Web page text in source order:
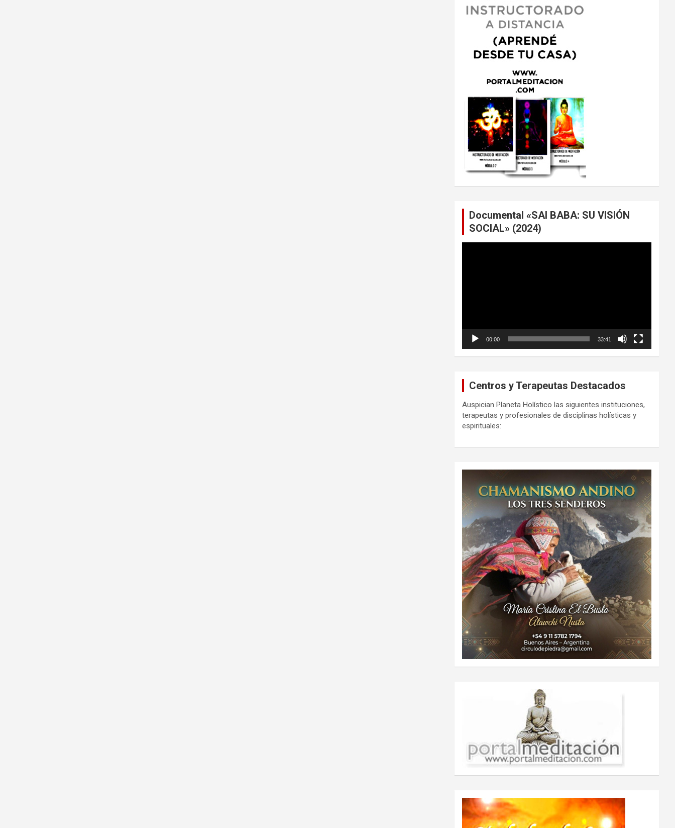
Documental «SAI BABA: SU VISIÓN
SOCIAL» (2024)
00:00 33:41
Centros y Terapeutas Destacados
Auspician Planeta Holístico las siguientes instituciones,
terapeutas y profesionales de disciplinas holísticas y
espirituales: